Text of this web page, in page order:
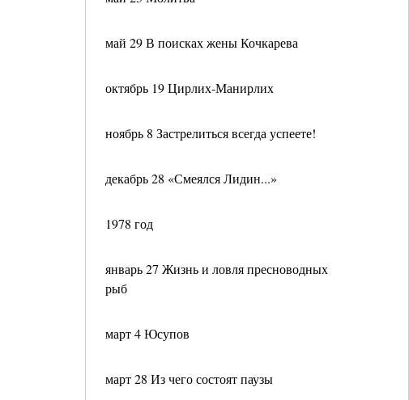
май 29 В поисках жены Кочкарева
октябрь 19 Цирлих-Манирлих
ноябрь 8 Застрелиться всегда успеете!
декабрь 28 «Смеялся Лидин...»
1978 год
январь 27 Жизнь и ловля пресноводных
рыб
март 4 Юсупов
март 28 Из чего состоят паузы